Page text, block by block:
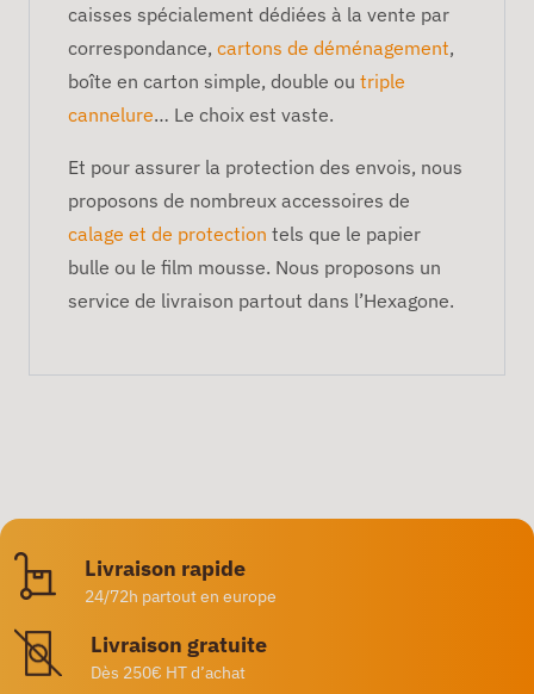
caisses spécialement dédiées à la vente par
correspondance, cartons de déménagement,
boîte en carton simple, double ou triple
cannelure… Le choix est vaste.
Et pour assurer la protection des envois, nous
proposons de nombreux accessoires de
calage et de protection tels que le papier
bulle ou le film mousse. Nous proposons un
service de livraison partout dans l’Hexagone.
Livraison rapide
24/72h partout en europe
Livraison gratuite
Dès 250€ HT d’achat